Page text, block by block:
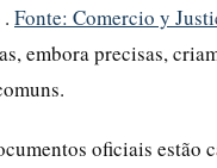
Fonte: Comercio y
embora precisas,
oficiais estão